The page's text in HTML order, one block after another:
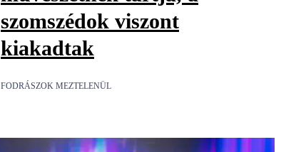
szomszédok viszont
kiakadtak
FODRÁSZOK MEZTELENÜL